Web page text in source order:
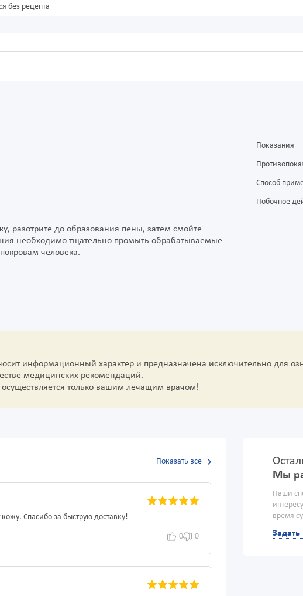
без рецепта
разотрите до образования пены, затем смойте
необходимо тщательно промыть обрабатываемые
человека.
Показания
Способ
Побочное
информационный характер и предназначена исключительно для
медицинских рекомендаций.
только вашим лечащим врачом!
Показать все
Спасибо за быструю доставку!
0 0
Мы
Наши
время
Задать